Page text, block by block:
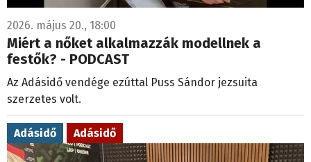
2026. május 20., 18:00
Miért a nőket alkalmazzák modellnek a
festők? - PODCAST
Az Adásidő vendége ezúttal Puss Sándor jezsuita
szerzetes volt.
Adásidő Adásidő